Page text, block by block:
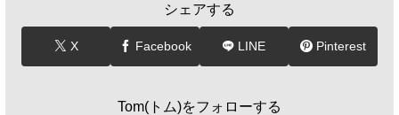
シェアする
X Facebook LINE Pinterest
Tom(トム)をフォローする